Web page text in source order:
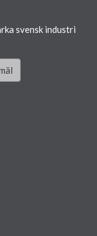
svensk industri